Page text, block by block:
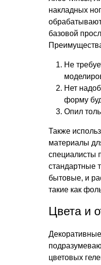
накладных
базовой
Не
Нет
форму
Опил
Также
материалы
специалисты
стандартные
бытовые, и
такие как
Цвета и
цветовых